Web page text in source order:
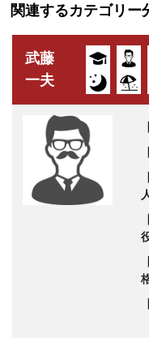
関連するカテゴリー
武藤
一夫